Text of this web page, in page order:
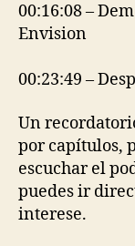
00:16:08 –
Envision
00:23:49 –
Un
por capítulos,
escuchar el
puedes ir
interese.